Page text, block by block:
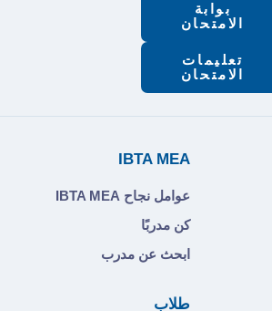
بوابة
الامتحان
تعليمات
الامتحان
IBTA MEA
عوامل نجاح IBTA MEA
كن مدربًا
ابحث عن مدرب
طلاب